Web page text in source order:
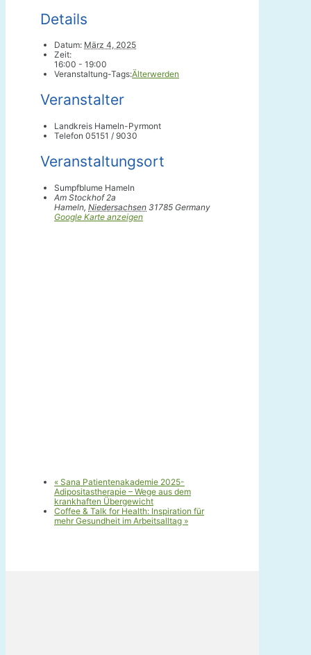
Details
Datum: März 4, 2025
Zeit:
16:00 - 19:00
Veranstaltung-Tags:Älterwerden
Veranstalter
Landkreis Hameln-Pyrmont
Telefon 05151 / 9030
Veranstaltungsort
Sumpfblume Hameln
Am Stockhof 2a
Hameln, Niedersachsen 31785 Germany
Google Karte anzeigen
« Sana Patientenakademie 2025-
Adipositastherapie – Wege aus dem
krankhaften Übergewicht
Coffee & Talk for Health: Inspiration für
mehr Gesundheit im Arbeitsalltag »